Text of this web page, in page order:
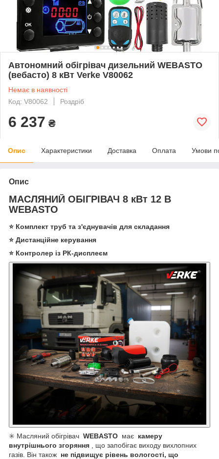
Автономний обігрівач дизельний WEBASTO
(вебасто) 8 кВт Verke V80062
Немає в наявності
Код: V80062
Роздріб
6 237 ₴
Опис Характеристики Доставка Оплата Умови
Опис
МАСЛЯНИЙ ОБІГРІВАЧ 8 кВт 12 В
WEBASTO
⭐ Комплект труб та з'єднувачів для складання
⭐ Дистанційне керування
⭐ Контролер із РК-дисплеєм
✳️ Масляний обігрівач WEBASTO має камеру
внутрішнього згоряння , що запобігає виходу вихлопних
газів. Він також не підвищує рівень вологості, що